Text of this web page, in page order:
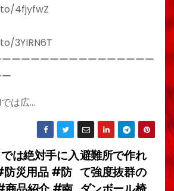
4fjyfwZ
3YIRN6T
ーーーーーーーーーーーーーーー
は広…
避難所で作れ
て強度抜群の
は絶対手に入
防災用品 #防